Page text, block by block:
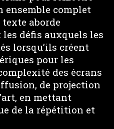
ensemble complet
aborde
défis auxquels les
lorsqu’ils créent
pour les
des écrans
de projection
en mettant
de la répétition et